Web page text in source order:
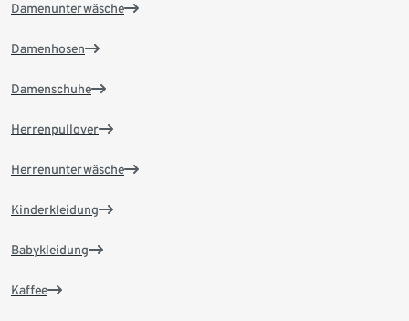
Damenunterwäsche
Damenhosen
Damenschuhe
Herrenpullover
Herrenunterwäsche
Kinderkleidung
Babykleidung
Kaffee